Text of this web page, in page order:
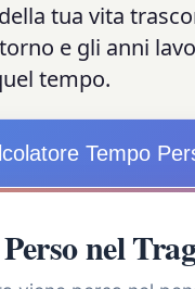
tua vita
e gli anni
tempo.
Tempo
nel